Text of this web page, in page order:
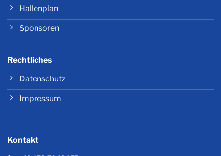
Hallenplan
Sponsoren
Rechtliches
Datenschutz
Impressum
Kontakt